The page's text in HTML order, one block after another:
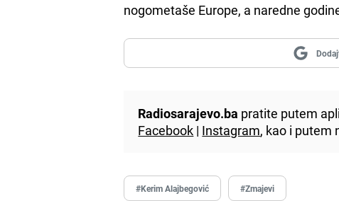
nogometaše Europe, a naredne
Radiosarajevo.ba pratite putem
Facebook | Instagram, kao i putem
#Kerim Alajbegović #Zmajevi